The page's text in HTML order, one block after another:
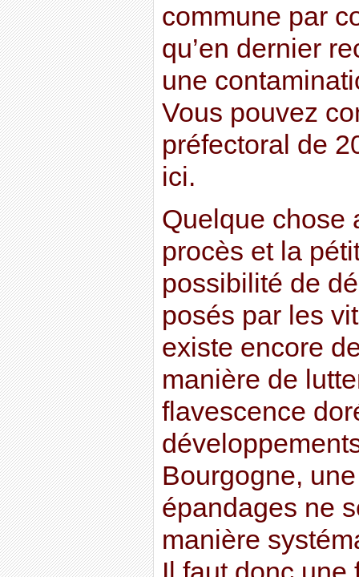
commune par
qu’en dernier
une
Vous pouvez
préfectoral de
ici.
Quelque chose
procès et la
possibilité de
posés par les
existe encore
manière de
flavescence
Bourgogne,
épandages ne
manière